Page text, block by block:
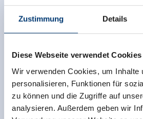
Zustimmung Details
Diese Webseite verwendet Cookies
Wir verwenden Cookies, um Inhalte
personalisieren, Funktionen für
zu können und die Zugriffe auf
analysieren. Außerdem geben wir